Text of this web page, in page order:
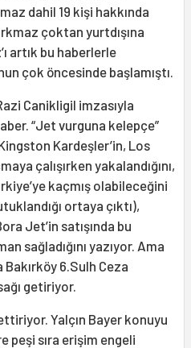
dahil 19 kişi hakkında
çoktan yurtdışına
artık bu haberlerle
çok öncesinde başlamıştı.
Canikligil imzasıyla
“Jet vurguna kelepçe”
Kardeşler’in, Los
çalışırken yakalandığını,
kaçmış olabileceğini
ortaya çıktı),
Jet’in satışında bu
sağladığını yazıyor. Ama
Bakırköy 6.Sulh Ceza
getiriyor.
Yalçın Bayer konuyu
peşi sıra erişim engeli